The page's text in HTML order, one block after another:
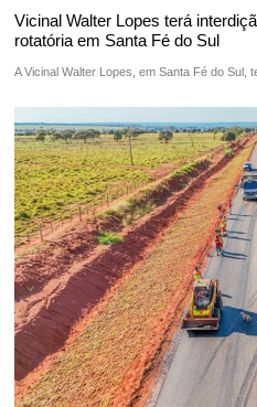
Vicinal Walter Lopes terá
rotatória em Santa Fé do Sul
A Vicinal Walter Lopes, em Santa Fé do Sul,